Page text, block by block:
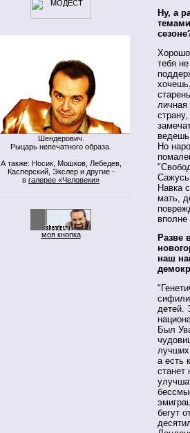
Шендерович.
Рыцарь непечатного образа.
А также: Носик, Мошков, Лебедев,
Касперский, Экслер и другие -
в галерее «Человеки»
моя кнопка
Ну, а
тебя
Но
Сажусь
Навка
мать,
вполне
Разве
наш
детей.
Был
лучших
а есть
станет
бегут